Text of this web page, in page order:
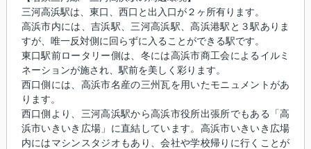
三河高浜駅は、東口、西口と出入口が２ヶ所有ります。
高浜市内には、吉浜駅、三河高浜駅、高浜港駅と３駅ありま
すが、唯一反対側に回らずに入ることができる駅です。
東口駅前ロータリー側は、冬には高浜市商工会によるイルミ
ネーションが施され、駅前を美しく彩ります。
西口側には、高浜市名産の三州瓦を用いたモニュメントがあ
ります。
西口側より、三河高浜駅から高浜市役所出張所でもある「高
浜市いきいき広場」に直結しています。高浜市いきいき広場
内にはマシンスタジオもあり、会社や学校帰りに行くことが